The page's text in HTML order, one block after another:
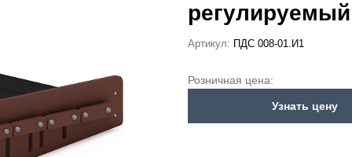
Артикул: ПДС 008-01.И1
Розничная цена:
Узнать цену